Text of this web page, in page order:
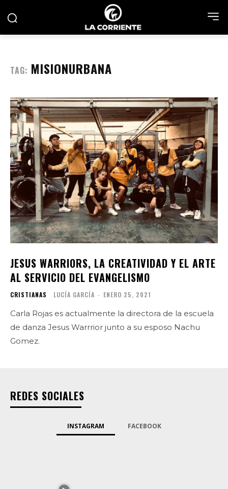
TAG: MISIONURBANA
JESUS WARRIORS, LA CREATIVIDAD Y EL ARTE
AL SERVICIO DEL EVANGELISMO
CRISTIANAS LUCÍA GARCÍA - ENERO 25, 2021
Carla Rojas es actualmente la directora de la escuela
de danza Jesus Warrrior junto a su esposo Nachu
Gomez.
REDES SOCIALES
INSTAGRAM FACEBOOK